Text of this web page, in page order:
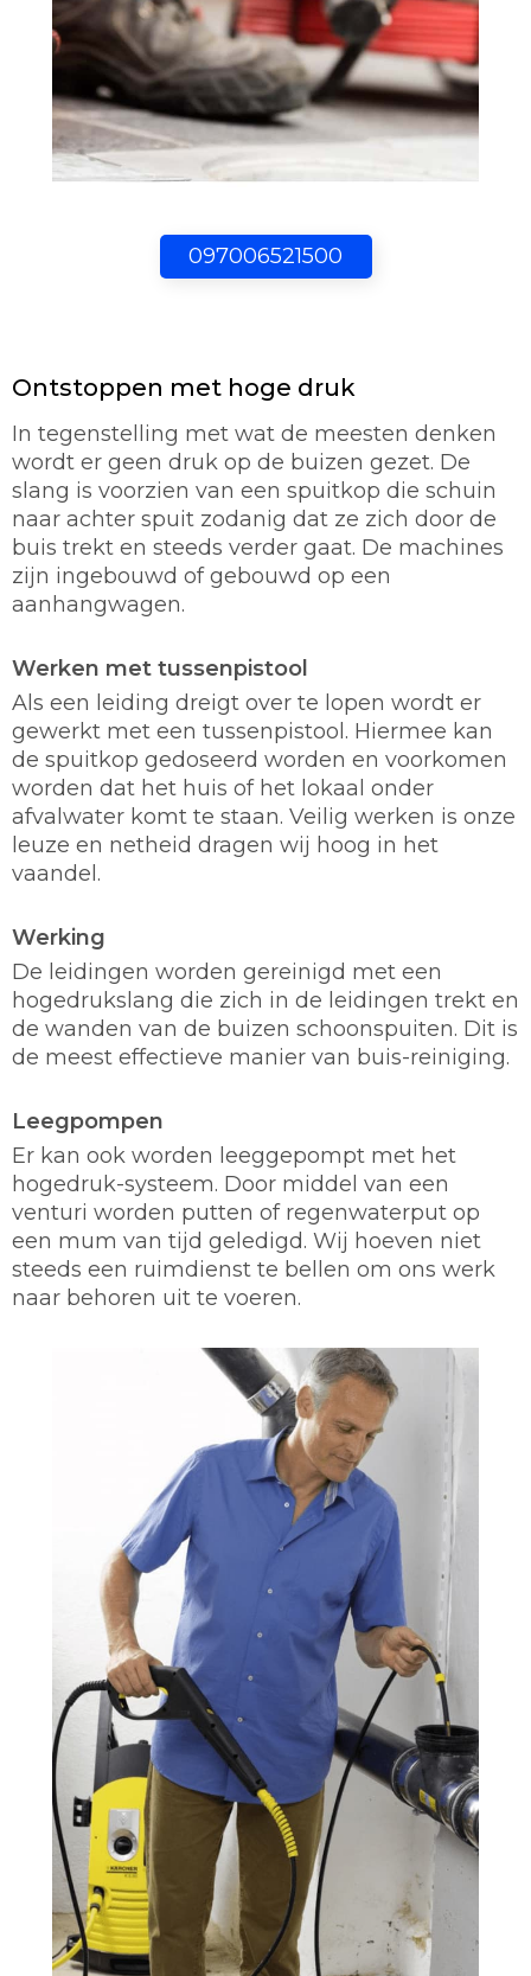
097006521500
Ontstoppen met hoge druk
In tegenstelling met wat de meesten denken
wordt er geen druk op de buizen gezet. De
slang is voorzien van een spuitkop die schuin
naar achter spuit zodanig dat ze zich door de
buis trekt en steeds verder gaat. De machines
zijn ingebouwd of gebouwd op een
aanhangwagen.
Werken met tussenpistool
Als een leiding dreigt over te lopen wordt er
gewerkt met een tussenpistool. Hiermee kan
de spuitkop gedoseerd worden en voorkomen
worden dat het huis of het lokaal onder
afvalwater komt te staan. Veilig werken is onze
leuze en netheid dragen wij hoog in het
vaandel.
Werking
De leidingen worden gereinigd met een
hogedrukslang die zich in de leidingen trekt en
de wanden van de buizen schoonspuiten. Dit is
de meest effectieve manier van buis-reiniging.
Leegpompen
Er kan ook worden leeggepompt met het
hogedruk-systeem. Door middel van een
venturi worden putten of regenwaterput op
een mum van tijd geledigd. Wij hoeven niet
steeds een ruimdienst te bellen om ons werk
naar behoren uit te voeren.